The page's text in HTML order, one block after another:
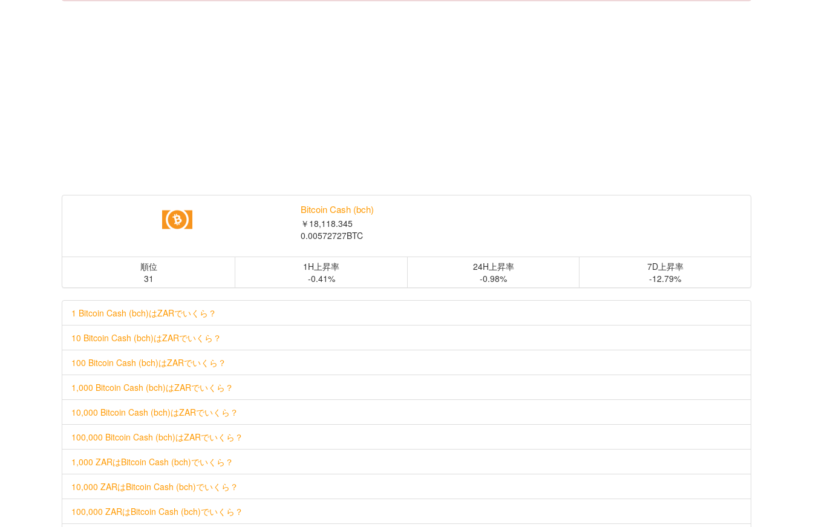
Bitcoin Cash (bch)
￥18,118.345
0.00572727BTC
順位
31
1H上昇率
-0.41%
24H上昇率
-0.98%
7D上昇率
-12.79%
1 Bitcoin Cash (bch)はZARでいくら？
10 Bitcoin Cash (bch)はZARでいくら？
100 Bitcoin Cash (bch)はZARでいくら？
1,000 Bitcoin Cash (bch)はZARでいくら？
10,000 Bitcoin Cash (bch)はZARでいくら？
100,000 Bitcoin Cash (bch)はZARでいくら？
1,000 ZARはBitcoin Cash (bch)でいくら？
10,000 ZARはBitcoin Cash (bch)でいくら？
100,000 ZARはBitcoin Cash (bch)でいくら？